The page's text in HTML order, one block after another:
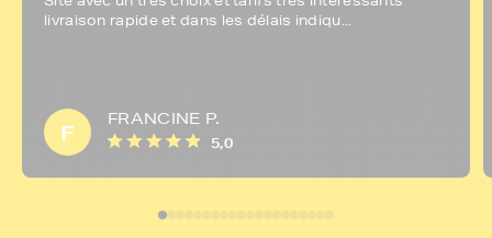
livraison rapide et dans les délais indiqu...
F
FRANCINE P.
5,0